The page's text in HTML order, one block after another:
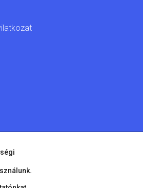
Város • Minden jog fenntartva!